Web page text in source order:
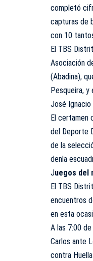
completó
capturas de
con 10
El TBS
Asociación
(Abadina),
Pesqueira, y
José Ignacio
El certamen
del Deporte
de la
denla
Juegos del
El TBS
encuentros
en esta
A las 7:00
Carlos ante
contra